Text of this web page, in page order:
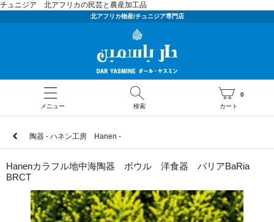
チュニジア 北アフリカの民芸と農産加工品
北アフリカ物産/チュニジア専門店
メニュー 検索 カート
0
陶器 - ハネン工房 Hanen -
Hanenカラフル地中海陶器 ボウル 洋食器 バリアBaRia
BRCT